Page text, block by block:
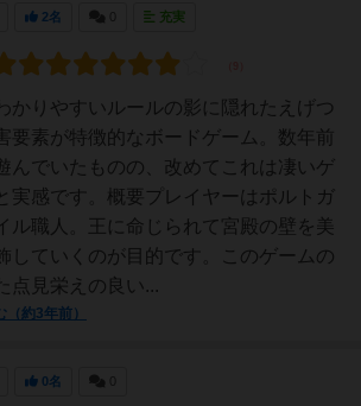
2名 充実
かりやすいルールの影に隠れたえげつ
要素が特徴的なボードゲーム。数年前
んでいたものの、改めてこれは凄いゲ
実感です。概要プレイヤーはポルトガ
ル職人。王に命じられて宮殿の壁を美
していくのが目的です。このゲームの
点見栄えの良い...
（約3年前）
0名